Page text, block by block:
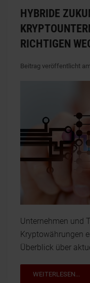
HYBRIDE
RICHTIGEN
Beitrag veröffentlicht
Unternehmen und
Kryptowährungen
Überblick über
WEITERLESEN...